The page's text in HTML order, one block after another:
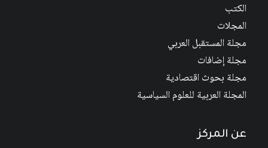
الكتب
المجلات
مجلة المستقبل العربي
مجلة إضافات
مجلة بحوث اقتصادية
المجلة العربية للعلوم السياسية
عن المركز